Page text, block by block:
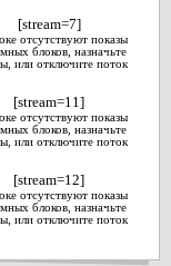
[stream=7]
отсутствуют показы
блоков, назначьте
или отключите поток
[stream=11]
отсутствуют показы
блоков, назначьте
или отключите поток
[stream=12]
отсутствуют показы
блоков, назначьте
или отключите поток